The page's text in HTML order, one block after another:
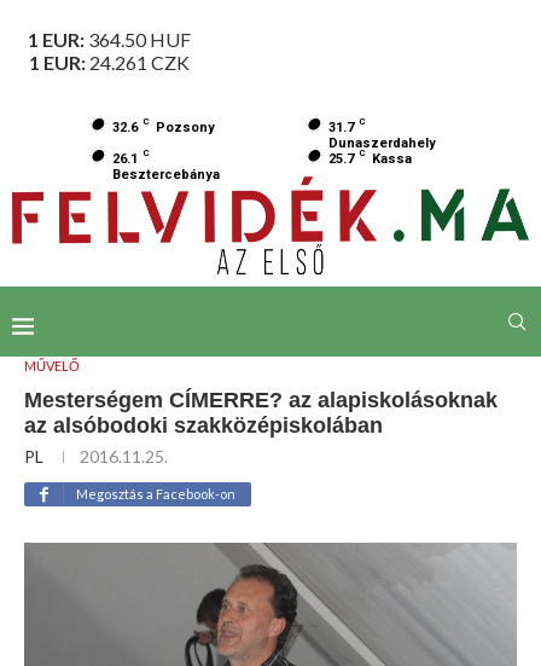
1 EUR: 364.50HUF
1 EUR: 24.261 CZK
32.6 C Pozsony 31.7 C
Dunaszerdahely
26.1 C
Besztercebánya
25.7 C Kassa
MŰVELŐ
Mesterségem CÍMERRE? az alapiskolásoknak
az alsóbodoki szakközépiskolában
PL 2016.11.25.
Megosztás a Facebook-on